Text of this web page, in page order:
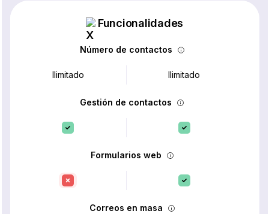
Funcionalidades
Número de contactos
Ilimitado Ilimitado
Gestión de contactos
Formularios web
Correos en masa